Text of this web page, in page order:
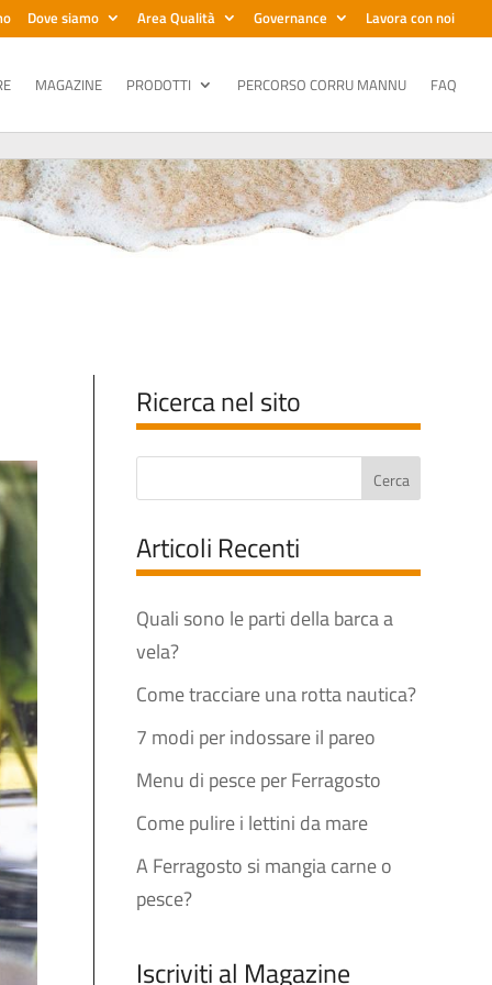
Dove siamo Area Qualità Governance Lavora con noi
MAGAZINE PRODOTTI PERCORSO CORRU MANNU FAQ
Ricerca nel sito
Articoli Recenti
Quali sono le parti della barca a
vela?
Come tracciare una rotta nautica?
7 modi per indossare il pareo
Menu di pesce per Ferragosto
Come pulire i lettini da mare
A Ferragosto si mangia carne o
pesce?
Iscriviti al Magazine